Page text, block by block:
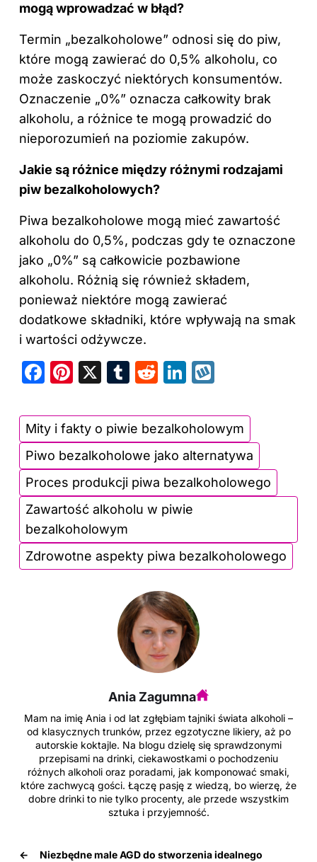
mogą wprowadzać w błąd?
Termin „bezalkoholowe” odnosi się do piw,
które mogą zawierać do 0,5% alkoholu, co
może zaskoczyć niektórych konsumentów.
Oznaczenie „0%” oznacza całkowity brak
alkoholu, a różnice te mogą prowadzić do
nieporozumień na poziomie zakupów.
Jakie są różnice między różnymi rodzajami
piw bezalkoholowych?
Piwa bezalkoholowe mogą mieć zawartość
alkoholu do 0,5%, podczas gdy te oznaczone
jako „0%” są całkowicie pozbawione
alkoholu. Różnią się również składem,
ponieważ niektóre mogą zawierać
dodatkowe składniki, które wpływają na smak
i wartości odżywcze.
F
c
e
b
o
o
k
Pi
er
e
st
X
T
m
bl
r
R
d
di
t
Li
k
e
dI
n
k
o
p
Mity i fakty o piwie bezalkoholowym
Piwo bezalkoholowe jako alternatywa
Proces produkcji piwa bezalkoholowego
Zawartość alkoholu w piwie
bezalkoholowym
Zdrowotne aspekty piwa bezalkoholowego
Ania Zagumna
Mam na imię Ania i od lat zgłębiam tajniki świata alkoholi –
od klasycznych trunków, przez egzotyczne likiery, aż po
autorskie koktajle. Na blogu dzielę się sprawdzonymi
przepisami na drinki, ciekawostkami o pochodzeniu
różnych alkoholi oraz poradami, jak komponować smaki,
które zachwycą gości. Łączę pasję z wiedzą, bo wierzę, że
dobre drinki to nie tylko procenty, ale przede wszystkim
sztuka i przyjemność.
←
Niezbędne male AGD do stworzenia idealnego